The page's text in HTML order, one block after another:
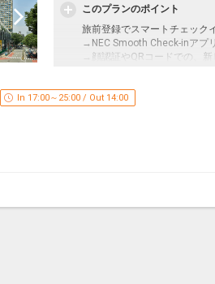
きます。詳しくは、HPを確認
● 事前に確認ください ！
1.新型コロナウイルス感染拡
※利用可能支払方法「クレジ
ALIPAY・WeChat）」
3.ECO対応として歯ブラシ
4.客室清掃は2日に1回です
5.客室設置の各種備品は、詳
また、Bunk Bedのお部屋で
このプランのポイント
旅前登録でスマートチェック
→NEC Smooth Check-inアプ
→顔認証やQRコードでの、
映像をお愉しみいただけます。
1.チェックイン開始は17:00
2.当ホテルは、完全セルフチ
3.「クレジットカード」「一
4.連泊の場合は、チェックイ
2.未就学のお子様につきまし
In 17:00～25:00 / Out 14:00